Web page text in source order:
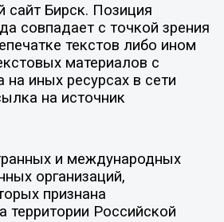
Бирск. Позиция
совпадает с точкой зрения
текстов либо ином
материалов с
на иных ресурсах в сети
на источник
и международных
организаций,
признана
территории Российской